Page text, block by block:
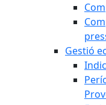
Gestió